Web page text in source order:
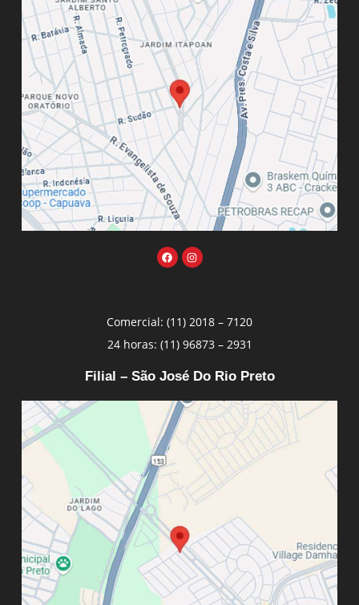
Comercial: (11) 2018 – 7120
24 horas: (11) 96873 – 2931
Filial – São José Do Rio Preto